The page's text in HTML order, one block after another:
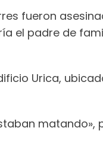
fueron
el padre de
Urica,